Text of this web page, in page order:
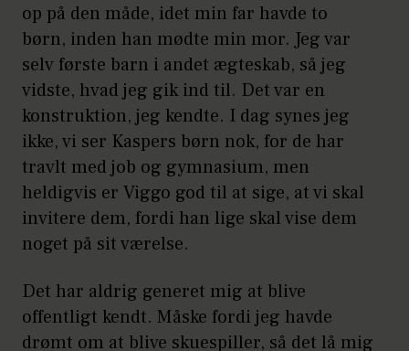
op på den måde, idet min far havde to
børn, inden han mødte min mor. Jeg var
selv første barn i andet ægteskab, så jeg
vidste, hvad jeg gik ind til. Det var en
konstruktion, jeg kendte. I dag synes jeg
ikke, vi ser Kaspers børn nok, for de har
travlt med job og gymnasium, men
heldigvis er Viggo god til at sige, at vi skal
invitere dem, fordi han lige skal vise dem
noget på sit værelse.
Det har aldrig generet mig at blive
offentligt kendt. Måske fordi jeg havde
drømt om at blive skuespiller, så det lå mig